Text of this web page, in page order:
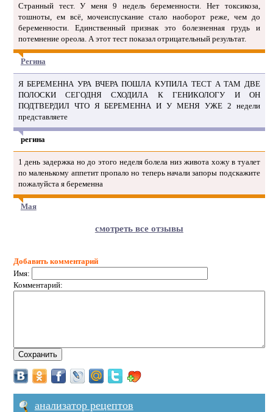
Странный тест. У меня 9 недель беременности. Нет токсикоза,
тошноты, ем всё, мочеиспускание стало наоборот реже, чем до
беременности. Единственный признак это болезненная грудь и
потемнение ореола. А этот тест показал отрицательный результат.
Регина
Я БЕРЕМЕННА УРА ВЧЕРА ПОШЛА КУПИЛА ТЕСТ А ТАМ ДВЕ
ПОЛОСКИ СЕГОДНЯ СХОДИЛА К ГЕНИКОЛОГУ И ОН
ПОДТВЕРДИЛ ЧТО Я БЕРЕМЕННА И У МЕНЯ УЖЕ 2 недели
представляете
регина
1 день задержка но до этого неделя болела низ живота хожу в туалет
по маленькому аппетит пропало но теперь начали запоры подскажите
пожалуйста я беременна
Мая
смотреть все отзывы
Добавить комментарий
Имя:
Комментарий:
анализатор рецептов